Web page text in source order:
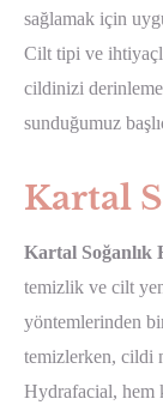
sağlamak için
Cilt tipi ve
cildinizi
sunduğumuz
Kartal
Kartal Soğanlık
temizlik ve cilt
yöntemlerinden
temizlerken, cildi
Hydrafacial, hem